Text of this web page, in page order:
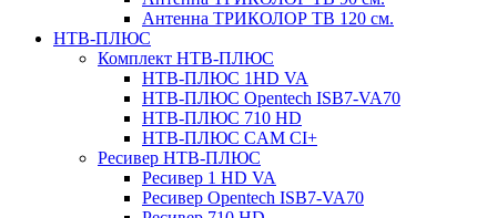
Антенна ТРИКОЛОР ТВ 120 см.
НТВ-ПЛЮС
Комплект НТВ-ПЛЮС
НТВ-ПЛЮС 1HD VA
НТВ-ПЛЮС Opentech ISB7-VA70
НТВ-ПЛЮС 710 HD
НТВ-ПЛЮС CAM CI+
Ресивер НТВ-ПЛЮС
Ресивер 1 HD VA
Ресивер Opentech ISB7-VA70